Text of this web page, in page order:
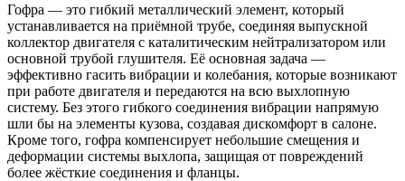
Гофра — это гибкий металлический элемент, который
устанавливается на приёмной трубе, соединяя выпускной
коллектор двигателя с каталитическим нейтрализатором или
основной трубой глушителя. Её основная задача —
эффективно гасить вибрации и колебания, которые возникают
при работе двигателя и передаются на всю выхлопную
систему. Без этого гибкого соединения вибрации напрямую
шли бы на элементы кузова, создавая дискомфорт в салоне.
Кроме того, гофра компенсирует небольшие смещения и
деформации системы выхлопа, защищая от повреждений
более жёсткие соединения и фланцы.